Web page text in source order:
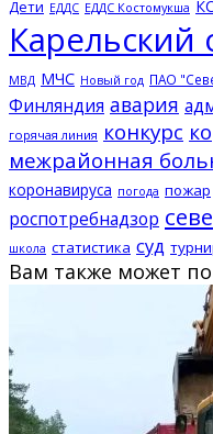
Дети ЕДДС ЕДДС Костомукша
Карельский
МВД МЧС Новый год ПАО
Финляндия авария
горячая линия конкурс
межрайонная
коронавируса погода пожар
роспотребнадзор
школа статистика суд
Вам также может